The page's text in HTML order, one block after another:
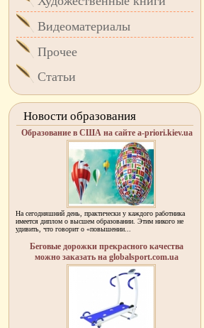
Видеоматериалы
Прочее
Статьи
Новости образования
Образование в США на сайте a-priori.kiev.ua
На сегодняшний день, практически у каждого работника
имеется диплом о высшем образовании. Этим никого не
удивить, что говорит о «повышении...
Беговые дорожки прекрасного качества
можно заказать на globalsport.com.ua